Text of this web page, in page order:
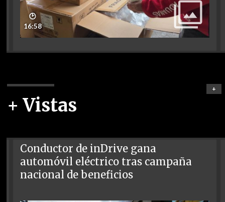
🕑
16:58
+ Vistas
+
Conductor de inDrive gana
automóvil eléctrico tras campaña
nacional de beneficios